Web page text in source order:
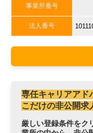
事業所番号
法人番号
専任キャリアアド
こだけの非公開求
厳しい登録条件をク